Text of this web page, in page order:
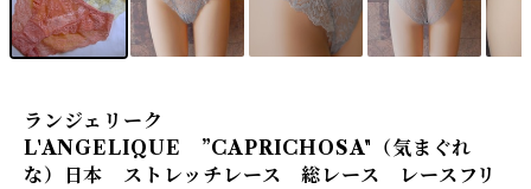
ランジェリーク
L'ANGELIQUE ”CAPRICHOSA"（気まぐれ
な）日本 ストレッチレース 総レース レースフリ